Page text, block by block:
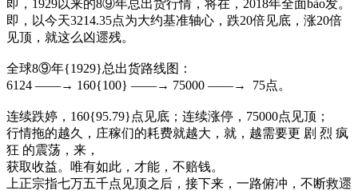
即，1929以来的8⑨年总出货行情，将在，2018年全面bào发。
即，以今天3214.35点为大约基准轴心，跌20倍见底，涨20倍
见顶，就这么凶遝残。
全球8⑨年{1929}总出货路线图：
6124 ——→ 160{100} ——→ 75000 ——→ 75点。
连续跌婷，160{95.79}点见底；连续涨停，75000点见顶；
行情拖的越久，庄稼们的耗费就越大，就，越需要更 剧 烈 疯
狂 的震荡，来，
获取收益。唯有如此，才能，不赔钱。
上正宗指七万五千点见顶之后，接下来，一路俯冲，不断救遝